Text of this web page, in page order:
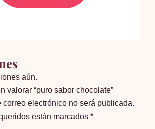
aún.
valorar “puro sabor chocolate”
correo electrónico no será publicada.
están marcados*